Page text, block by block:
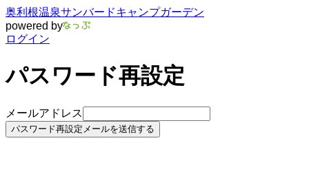
奥利根温泉サンバードキャンプガーデン
powered by
ログイン
パスワード再設定
メールアドレス
パスワード再設定メールを送信する